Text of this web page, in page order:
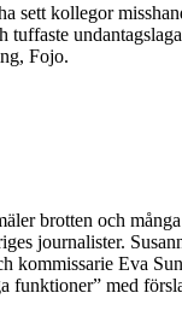
kollegor
Fojo.
brotten och
journalister.
Eva
med